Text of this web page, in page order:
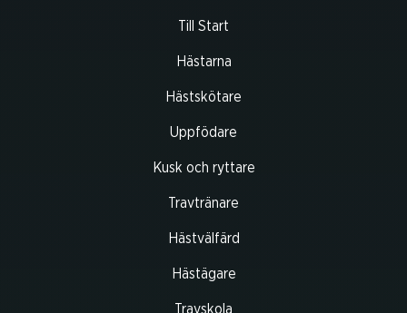
Till Start
Hästarna
Hästskötare
Uppfödare
Kusk och ryttare
Travtränare
Hästvälfärd
Hästägare
Travskola